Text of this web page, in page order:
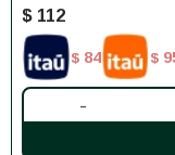
$ 112
$ 84 $
-